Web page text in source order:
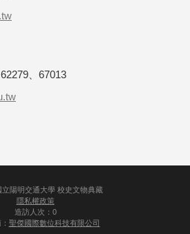
62279、67013
立陽明交通大學 校史文物典藏
隱私權政策
造訪人次：0
聖傑國際數位科技有限公司